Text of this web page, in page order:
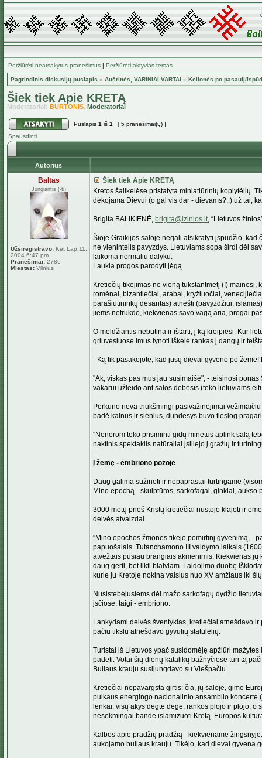
Peržiūrėti neatsakytus pranešimus | Peržiūrėti aktyvias temas
Pagrindinis diskusijų puslapis » Aušrinės, VARINIAI VARTAI » Kelionės po pasaulį/
Šiek tiek Apie KRETĄ
Moderatoriai: BURTONIS, Moderatoriai
Puslapis 1 iš 1
[ 5 pranešimai(ų) ]
Spausdinti
Autorius
Baltas
Jungiantis (-ti)
Užsiregistravo: Ket Lap 11,
2004 6:47 pm
Pranešimai: 2786
Miestas: Vilnius
Šiek tiek Apie KRETĄ
Kretos šalikelėse pristatyta miniatiūrinių koplytėlių.
dėkojama Dievui (o gal vis dar - dievams?..) už tai,
Brigita BALIKIENĖ, brigita@lzinios.lt, “Lietuvos
Šioje Graikijos saloje negali atsikratyti įspūdžio, kad
ne vienintelis pavyzdys. Lietuviams sopa širdį dėl
laikoma normaliu dalyku.
Laukia progos parodyti jėgą
Kretiečių tikėjimas ne vieną tūkstantmetį (!)
romėnai, bizantiečiai, arabai, kryžiuočiai,
parašiutininkų desantas) atnešti (pavyzdžiui,
jiems netrukdo, kiekvienas savo vagą aria, progai
O meldžiantis nebūtina ir ištarti, į ką kreipiesi. Kur
griuvėsiuose imus lynoti iškėlė rankas į dangų ir
- Ką tik pasakojote, kad jūsų dievai gyveno po
"Ak, viskas pas mus jau susimaišė", - teisinosi
vakarui užleido ant salos debesis (teko lietuviams
Perkūno neva triukšmingi pasivažinėjimai
badė kalnus ir slėnius, dundesys buvo tiesiog
"Nenorom teko prisiminti gidų minėtus aplink salą
naktinis spektaklis natūraliai įsiliejo į gražių ir
Į žemę - embriono pozoje
Daug galima sužinoti ir nepaprastai turtingame
Mino epochą - skulptūros, sarkofagai, ginklai, aukso
3000 metų prieš Kristų kretiečiai nustojo klajoti ir
deivės atvaizdai.
"Mino epochos žmonės tikėjo pomirtinį gyvenimą, -
papuošalais. Tutanchamono III valdymo laikais
atvežtais pusiau brangiais akmenimis. Kiekvienas
daug gerti, bet likti blaiviam. Laidojimo duobę
kurie jų Kretoje nokina vaisius nuo XV amžiaus iki
Nusistebėjusiems dėl mažo sarkofagų dydžio
įsčiose, taigi - embriono.
Lankydami deivės šventyklas, kretiečiai atnešdavo
pačiu tikslu atnešdavo gyvulių statulėlių.
Turistai iš Lietuvos ypač susidomėję apžiūri
padėti. Votai šių dienų katalikų bažnyčiose turi tą
Buliaus krauju susijungdavo su Viešpačiu
Kretiečiai nepavargsta girtis: čia, jų saloje, gimė
puikaus energingo nacionalinio ansamblio koncerte
lenkai, visų akys degte degė, rankos plojo ir plojo,
nesėkmingai bandė islamizuoti Kretą. Europos
Kalbos apie pradžių pradžią - kiekviename
aukojamo buliaus krauju. Tikėjo, kad dievai gyvena